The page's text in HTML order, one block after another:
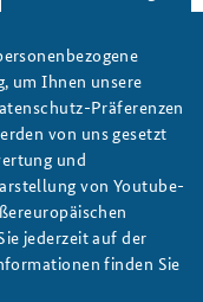
des ersten
zur Diskussion
Video der
um Ihnen unsere
Präferenzen
von uns gesetzt
und
von Youtube-
jederzeit auf der
finden Sie